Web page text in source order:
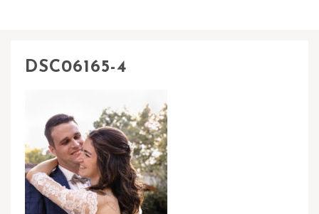
DSC06165-4